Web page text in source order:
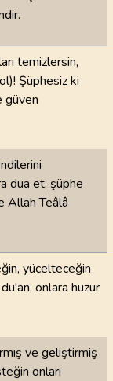
temizlersin,
Şüphesiz ki
güven
dua et, şüphe
Allah Teâlâ
yücelteceğin
onlara huzur
ve geliştirmiş
onları